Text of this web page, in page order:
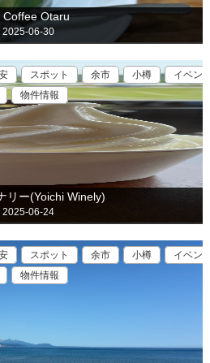
Coffee Otaru
2025-06-30
スポット 余市 小樽
イベン
物件情報
リー(Yoichi Winely)
2025-06-24
スポット 余市 小樽
イベン
物件情報